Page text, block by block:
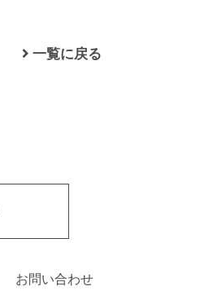
一覧に戻る
お問い合わせ